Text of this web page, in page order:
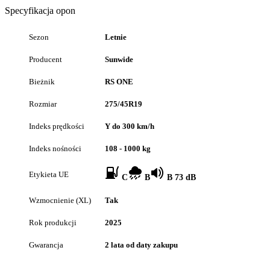
Specyfikacja opon
Sezon Letnie
Producent Sunwide
Bieżnik RS ONE
Rozmiar 275/45R19
Indeks prędkości Y do 300 km/h
Indeks nośności 108 - 1000 kg
Etykieta UE C B B 73 dB
Wzmocnienie (XL) Tak
Rok produkcji 2025
Gwarancja 2 lata od daty zakupu